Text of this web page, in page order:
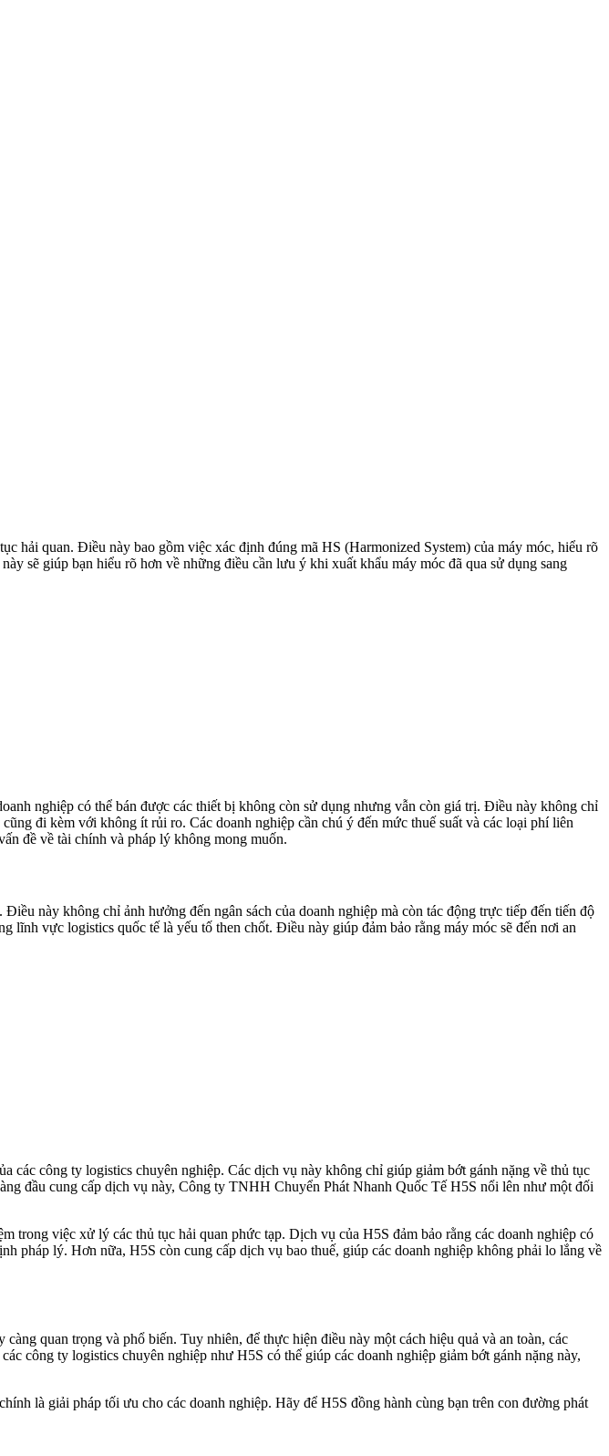
hải quan. Điều này bao gồm việc xác định đúng mã HS (Harmonized System) của máy móc, hiểu rõ
sẽ giúp bạn hiểu rõ hơn về những điều cần lưu ý khi xuất khẩu máy móc đã qua sử dụng sang
nghiệp có thể bán được các thiết bị không còn sử dụng nhưng vẫn còn giá trị. Điều này không chỉ
đi kèm với không ít rủi ro. Các doanh nghiệp cần chú ý đến mức thuế suất và các loại phí liên
đề về tài chính và pháp lý không mong muốn.
này không chỉ ảnh hưởng đến ngân sách của doanh nghiệp mà còn tác động trực tiếp đến tiến độ
vực logistics quốc tế là yếu tố then chốt. Điều này giúp đảm bảo rằng máy móc sẽ đến nơi an
công ty logistics chuyên nghiệp. Các dịch vụ này không chỉ giúp giảm bớt gánh nặng về thủ tục
đầu cung cấp dịch vụ này, Công ty TNHH Chuyển Phát Nhanh Quốc Tế H5S nổi lên như một đối
việc xử lý các thủ tục hải quan phức tạp. Dịch vụ của H5S đảm bảo rằng các doanh nghiệp có
pháp lý. Hơn nữa, H5S còn cung cấp dịch vụ bao thuế, giúp các doanh nghiệp không phải lo lắng về
quan trọng và phổ biến. Tuy nhiên, để thực hiện điều này một cách hiệu quả và an toàn, các
công ty logistics chuyên nghiệp như H5S có thể giúp các doanh nghiệp giảm bớt gánh nặng này,
là giải pháp tối ưu cho các doanh nghiệp. Hãy để H5S đồng hành cùng bạn trên con đường phát